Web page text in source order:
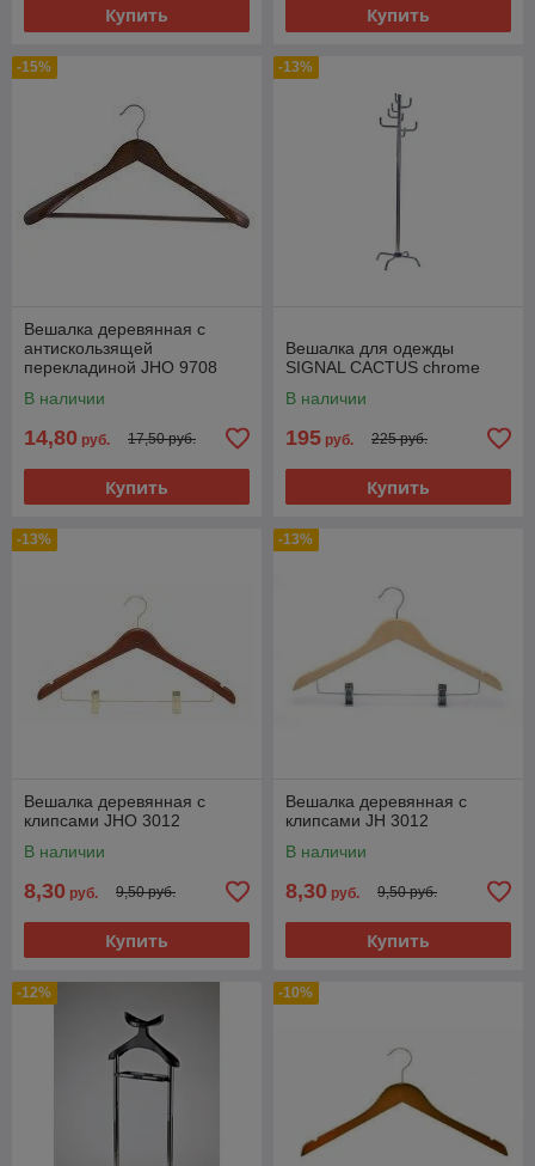
Купить Купить
-15%
Вешалка деревянная с
антискользящей
перекладиной JHО 9708
В наличии
14,80 руб. 17,50 руб.
Купить
-13%
Вешалка для одежды
SIGNAL СACTUS chrome
В наличии
195 руб. 225 руб.
Купить
-13%
Вешалка деревянная с
клипсами JHО 3012
В наличии
8,30 руб. 9,50 руб.
Купить
-13%
Вешалка деревянная с
клипсами JH 3012
В наличии
8,30 руб. 9,50 руб.
Купить
-12% -10%